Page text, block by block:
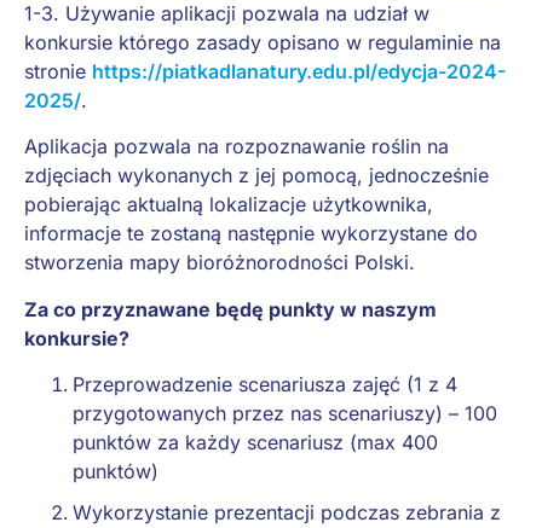
1-3. Używanie aplikacji pozwala na udział w
konkursie którego zasady opisano w regulaminie na
stronie https://piatkadlanatury.edu.pl/edycja-2024-
2025/.
Aplikacja pozwala na rozpoznawanie roślin na
zdjęciach wykonanych z jej pomocą, jednocześnie
pobierając aktualną lokalizacje użytkownika,
informacje te zostaną następnie wykorzystane do
stworzenia mapy bioróżnorodności Polski.
Za co przyznawane będę punkty w naszym
konkursie?
Przeprowadzenie scenariusza zajęć (1 z 4
przygotowanych przez nas scenariuszy) – 100
punktów za każdy scenariusz (max 400
punktów)
Wykorzystanie prezentacji podczas zebrania z